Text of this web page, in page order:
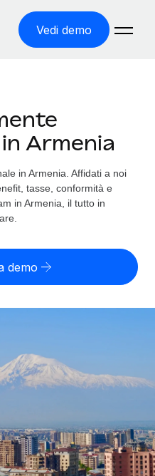
Vedi demo
tutta semplicità
HR e la
per ogni Paese
con gli altri
piattaforma in modo
Armenia
in Armenia. Affidati a noi
tasse, conformità e
in Armenia, il tutto in
demo